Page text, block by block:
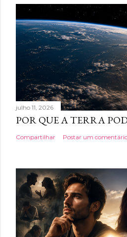
julho 11, 2026
POR QUE A TERRA
Compartilhar Postar um